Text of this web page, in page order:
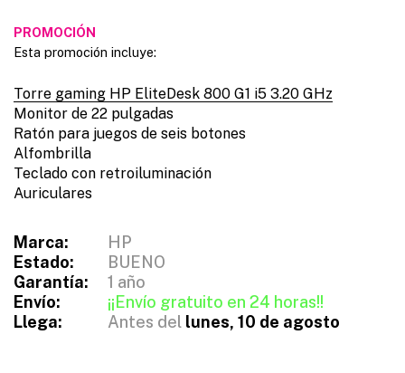
d
a
PROMOCIÓN
Esta promoción incluye:
Torre gaming HP EliteDesk 800 G1 i5 3.20 GHz
Monitor de 22 pulgadas
Ratón para juegos de seis botones
Alfombrilla
Teclado con retroiluminación
Auriculares
Marca:
HP
Estado:
BUENO
Garantía:
1 año
Envío:
¡¡Envío gratuito en 24 horas!!
Llega:
Antes del lunes, 10 de agosto